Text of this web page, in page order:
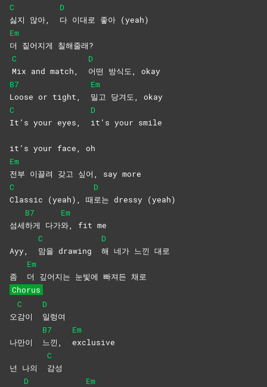
C
싫지 않아,
D
다 이대로 좋아 (yeah)
Em
더 짙어지게 칠해줄래?
C
Mix and match,
D
어떤 방식도, okay
B7
Loose or tight,
Em
밀고 당겨도, okay
C
It’s your eyes,
D
it’s your smile
it’s your face, oh
Em
전부 이끌려 갖고 싶어, say more
C
Classic (yeah), 때
D
로는 dressy (yeah)
섬세
B7
하게 다가
Em
와, fit me
Ayy,
C
맘을 drawing
D
해 네가 느낀 대로
좀
Em
더 깊어지는 눈빛에 빠져든 채로
Chorus
오
C
감이
D
일렁여
나만이
B7
느낀,
Em
exclusive
넌 나의
C
감성
D
Em